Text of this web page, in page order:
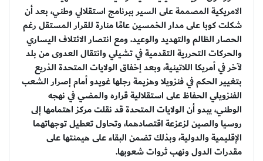
الامريكية المصممة على السير ببرنامج استقلالي وطني، بعد أن
شكلت كوبا على مدار الخمسين عامًا منارة للقرار المستقل رغم
الحصار الظالم والتهديد والوعيد. ومع انتصار الائتلاف اليساري
والحركات التحررية التقدمية في تشيلي وانتقال العدوى من بلد
لآخر في أمريكا اللاتينية، وبعد إخفاق الولايات المتحدة الذريع
بتغيير الحكم في فنزويلا وهزيمة رجلها غويدو أمام إصرار الشعب
الفنزويلي الحفاظ على استقلالية قراره والمضي في نهجه
الوطني، يبدو أن الولايات المتحدة قد نقلت مركز اهتمامها إلى
روسيا والصين لزعزعة اقتصادهما، وتحاول تعطيل توجهاتهما
الإقليمية والدولية، وبذلك تضمن البقاء على هيمنتها على
مقدرات الدول ونهب ثروات شعوبها.